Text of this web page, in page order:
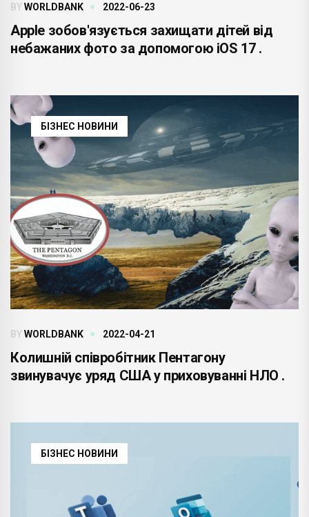
BYWORLDBANK 2022-06-23
Apple зобов'язується захищати дітей від
небажаних фото за допомогою iOS 17 .
БІЗНЕС НОВИНИ
BYWORLDBANK 2022-04-21
Колишній співробітник Пентагону
звинувачує уряд США у приховуванні НЛО .
БІЗНЕС НОВИНИ